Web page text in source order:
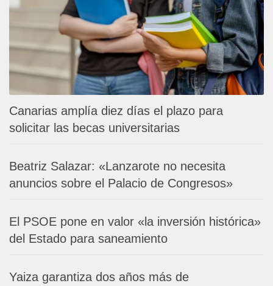
Canarias amplía diez días el plazo para
solicitar las becas universitarias
Beatriz Salazar: «Lanzarote no necesita
anuncios sobre el Palacio de Congresos»
El PSOE pone en valor «la inversión histórica»
del Estado para saneamiento
Yaiza garantiza dos años más de